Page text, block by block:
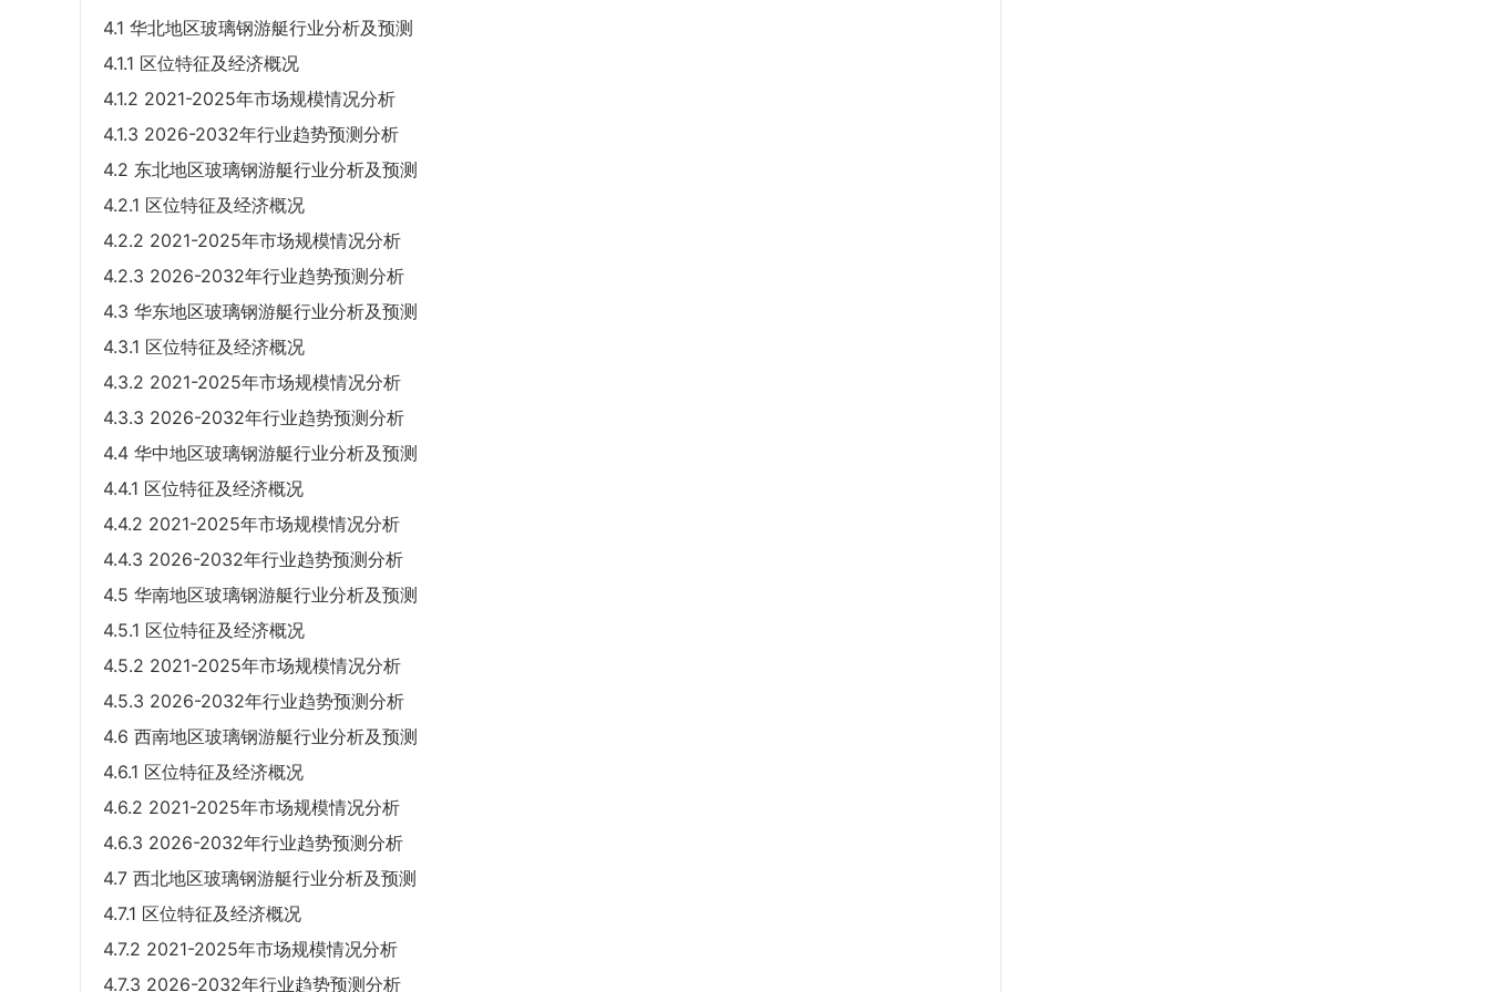
4.1 华北地区玻璃钢游艇行业分析及预测
4.1.1 区位特征及经济概况
4.1.2 2021-2025年市场规模情况分析
4.1.3 2026-2032年行业趋势预测分析
4.2 东北地区玻璃钢游艇行业分析及预测
4.2.1 区位特征及经济概况
4.2.2 2021-2025年市场规模情况分析
4.2.3 2026-2032年行业趋势预测分析
4.3 华东地区玻璃钢游艇行业分析及预测
4.3.1 区位特征及经济概况
4.3.2 2021-2025年市场规模情况分析
4.3.3 2026-2032年行业趋势预测分析
4.4 华中地区玻璃钢游艇行业分析及预测
4.4.1 区位特征及经济概况
4.4.2 2021-2025年市场规模情况分析
4.4.3 2026-2032年行业趋势预测分析
4.5 华南地区玻璃钢游艇行业分析及预测
4.5.1 区位特征及经济概况
4.5.2 2021-2025年市场规模情况分析
4.5.3 2026-2032年行业趋势预测分析
4.6 西南地区玻璃钢游艇行业分析及预测
4.6.1 区位特征及经济概况
4.6.2 2021-2025年市场规模情况分析
4.6.3 2026-2032年行业趋势预测分析
4.7 西北地区玻璃钢游艇行业分析及预测
4.7.1 区位特征及经济概况
4.7.2 2021-2025年市场规模情况分析
4.7.3 2026-2032年行业趋势预测分析